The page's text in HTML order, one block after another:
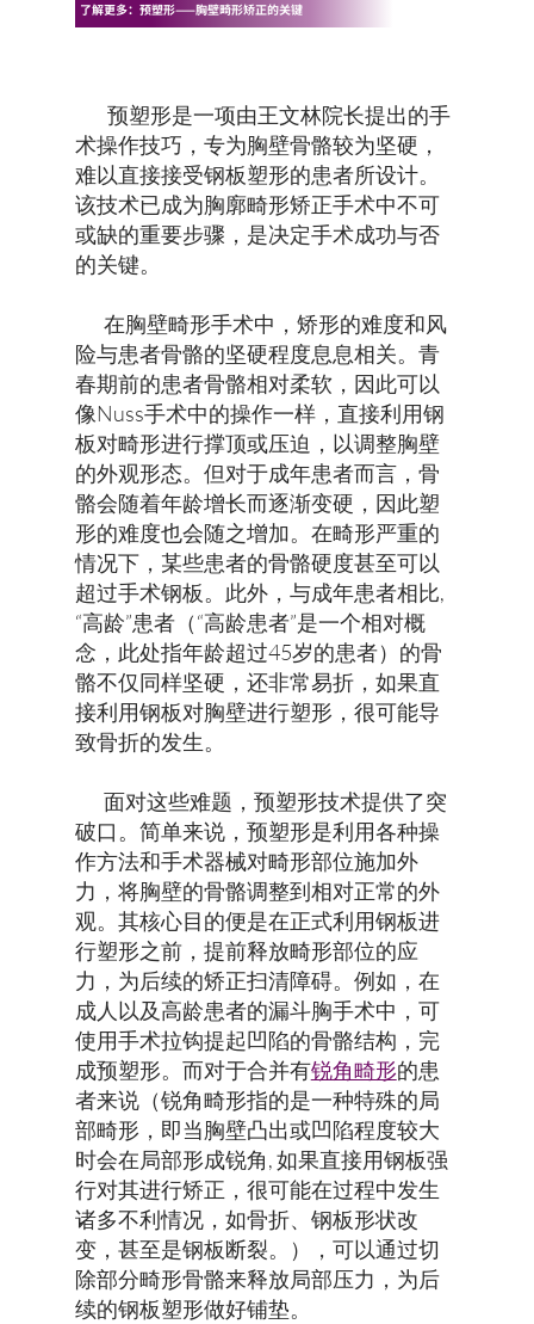
术前患者胸壁外观
了解更多：预塑形——胸壁畸形矫正的关键
预塑形是一项由王文林院长提出的手
术操作技巧，专为胸壁骨骼较为坚硬，
难以直接接受钢板塑形的患者所设计。
该技术已成为胸廓畸形矫正手术中不可
或缺的重要步骤，是决定手术成功与否
的关键。
在胸壁畸形手术中，矫形的难度和风
险与患者骨骼的坚硬程度息息相关。青
春期前的患者骨骼相对柔软，因此可以
像Nuss手术中的操作一样，直接利用钢
板对畸形进行撑顶或压迫，以调整胸壁
的外观形态。但对于成年患者而言，骨
骼会随着年龄增长而逐渐变硬，因此塑
形的难度也会随之增加。在畸形严重的
情况下，某些患者的骨骼硬度甚至可以
超过手术钢板。此外，与成年患者相比,
“高龄”患者（“高龄患者”是一个相对概
念，此处指年龄超过45岁的患者）的骨
骼不仅同样坚硬，还非常易折，如果直
接利用钢板对胸壁进行塑形，很可能导
致骨折的发生。
面对这些难题，预塑形技术提供了突
破口。简单来说，预塑形是利用各种操
作方法和手术器械对畸形部位施加外
力，将胸壁的骨骼调整到相对正常的外
观。其核心目的便是在正式利用钢板进
行塑形之前，提前释放畸形部位的应
力，为后续的矫正扫清障碍。例如，在
成人以及高龄患者的漏斗胸手术中，可
使用手术拉钩提起凹陷的骨骼结构，完
成预塑形。而对于合并有锐角畸形的患
者来说（锐角畸形指的是一种特殊的局
部畸形，即当胸壁凸出或凹陷程度较大
时会在局部形成锐角, 如果直接用钢板强
行对其进行矫正，很可能在过程中发生
诸多不利情况，如骨折、钢板形状改
变，甚至是钢板断裂。），可以通过切
除部分畸形骨骼来释放局部压力，为后
续的钢板塑形做好铺垫。